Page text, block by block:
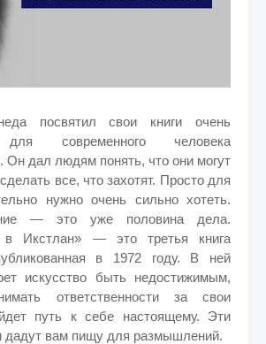
посвятил свои книги очень
для современного человека
Он дал людям понять, что они могут
все, что захотят. Просто для
нужно очень сильно хотеть.
— это уже половина дела.
в Икстлан» — это третья книга
в 1972 году. В ней
искусство быть недостижимым,
ответственности за свои
путь к себе настоящему. Эти
дадут вам пищу для размышлений.